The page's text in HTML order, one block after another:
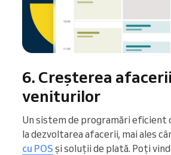
6. Creșterea
veniturilor
Un sistem de programări
la dezvoltarea afacerii, mai ales
cu POS și soluții de plată. Poți